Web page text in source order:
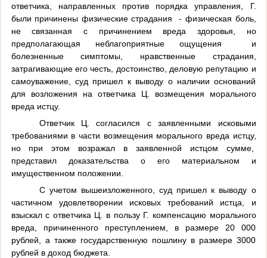
ответчика, направленных против порядка управления, Г.
были причинены физические страдания - физическая боль,
не связанная с причинением вреда здоровья, но
предполагающая неблагоприятные ощущения и
болезненные симптомы, нравственные страдания,
затрагивающие его честь, достоинство, деловую репутацию и
самоуважение, суд пришел к выводу о наличии оснований
для возложения на ответчика Ц. возмещения морального
вреда истцу.
Ответчик Ц. согласился с заявленными исковыми
требованиями в части возмещения морального вреда истцу,
но при этом возражал в заявленной истцом сумме,
представил доказательства о его материальном и
имущественном положении.
С учетом вышеизложенного, суд пришел к выводу о
частичном удовлетворении исковых требований истца, и
взыскал с ответчика Ц. в пользу Г. компенсацию морального
вреда, причиненного преступлением, в размере 20 000
рублей, а также государственную пошлину в размере 3000
рублей в доход бюджета.